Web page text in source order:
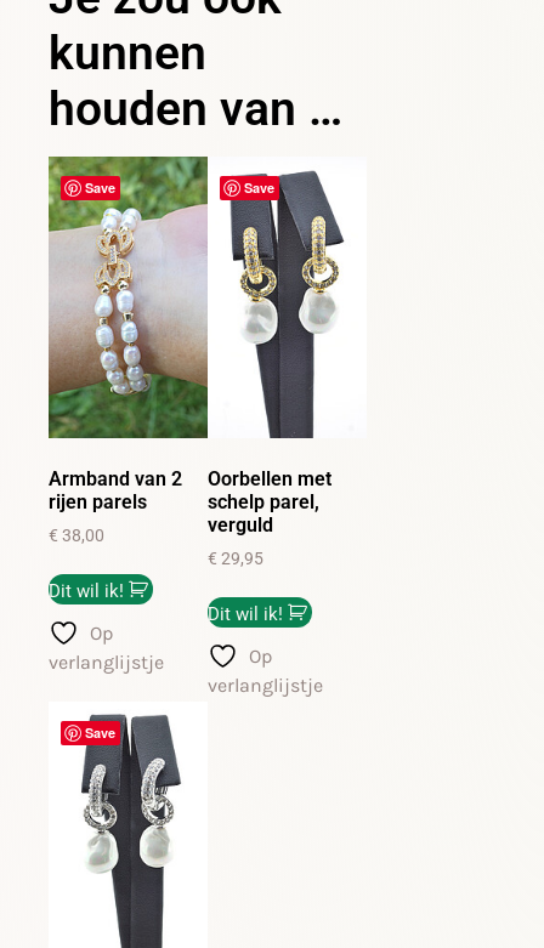
kunnen
houden van …
Save
Armband van 2
rijen parels
€ 38,00
Dit wil ik!
Op
verlanglijstje
Save
Oorbellen met
schelp parel,
verguld
€ 29,95
Dit wil ik!
Op
verlanglijstje
Save